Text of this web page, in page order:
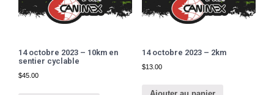
14 octobre 2023 – 10km en
sentier cyclable
$45.00
14 octobre 2023 – 2km
$13.00